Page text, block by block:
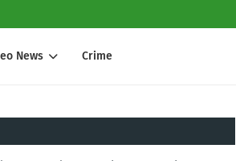
News Crime